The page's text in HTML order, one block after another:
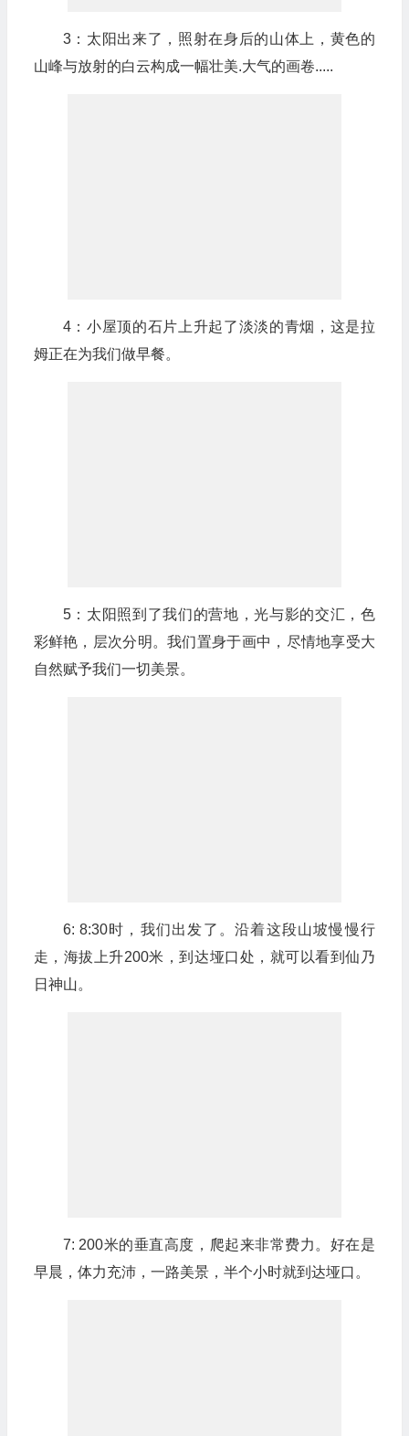
3：太阳出来了，照射在身后的山体上，黄色的
山峰与放射的白云构成一幅壮美.大气的画卷.....
4：小屋顶的石片上升起了淡淡的青烟，这是拉
姆正在为我们做早餐。
5：太阳照到了我们的营地，光与影的交汇，色
彩鲜艳，层次分明。我们置身于画中，尽情地享受大
自然赋予我们一切美景。
6: 8:30时，我们出发了。沿着这段山坡慢慢行
走，海拔上升200米，到达垭口处，就可以看到仙乃
日神山。
7: 200米的垂直高度，爬起来非常费力。好在是
早晨，体力充沛，一路美景，半个小时就到达垭口。